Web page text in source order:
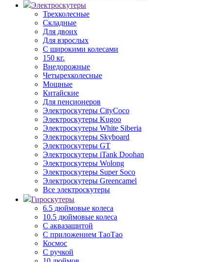
Электроскутеры
Трехколесные
Складные
Для двоих
Для взрослых
С широкими колесами
150 кг.
Внедорожные
Четырехколесные
Мощные
Китайские
Для пенсионеров
Электроскутеры CityCoco
Электроскутеры Kugoo
Электроскутеры White Siberia
Электроскутеры Skyboard
Электроскутеры GT
Электроскутеры iTank Doohan
Электроскутеры Wolong
Электроскутеры Super Soco
Электроскутеры Greencamel
Все электроскутеры
Гироскутеры
6.5 дюймовые колеса
10.5 дюймовые колеса
С аквазащитой
С приложением ТаоТао
Космос
С ручкой